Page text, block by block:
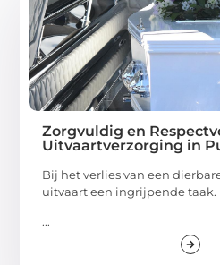
Zorgvuldig en
Uitvaartverzorging in
Bij het verlies van een
uitvaart een ingrijpende taak.
...